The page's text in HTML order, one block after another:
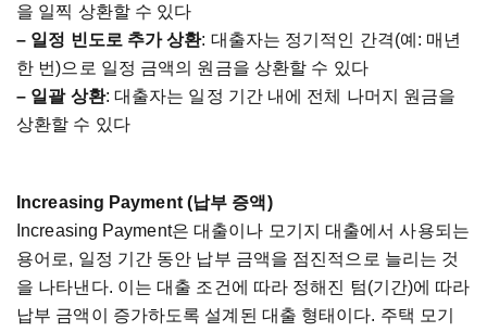
을 일찍 상환할 수 있다
– 일정 빈도로 추가 상환: 대출자는 정기적인 간격(예 : 매년
한 번)으로 일정 금액의 원금을 상환할 수 있다
– 일괄 상환: 대출자는 일정 기간 내에 전체 나머지
원금을
상환할 수 있다
Increasing Payment (납부 증액)
Increasing Payment은 대출이나 모기지 대출에서 사용되는
용어로, 일정 기간 동안 납부 금액을 점진적으로 늘리는 것
을 나타낸다. 이는 대출 조건에 따라 정해진 텀(기간)에 따라
납부 금액이 증가하도록 설계된 대출 형태이다. 주택 모기